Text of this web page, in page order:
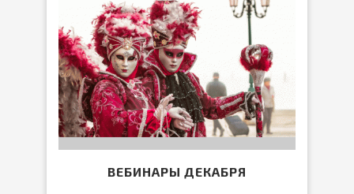
ВЕБИНАРЫ ДЕКАБРЯ